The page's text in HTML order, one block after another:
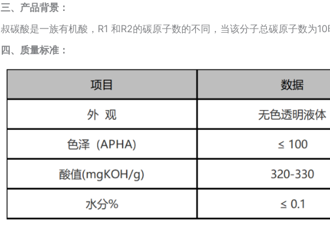
三、 产品背景：
叔碳酸是一族有机酸，R1 和R2的碳原子数的不同，当该分子总碳原子数为10
四、质量标准 ：